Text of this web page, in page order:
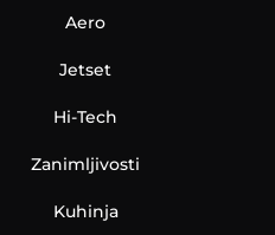
Aero
Jetset
Hi-Tech
Zanimljivosti
Kuhinja